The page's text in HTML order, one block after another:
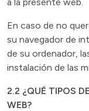
En caso de no
su navegador de
de su ordenador,
instalación de las
2.2 ¿QUÉ TIPOS
WEB?